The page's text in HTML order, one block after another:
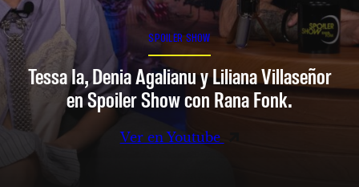
SPOILER SHOW
Tessa Ia, Denia Agalianu y Liliana Villaseñor
en Spoiler Show con Rana Fonk.
Ver en Youtube